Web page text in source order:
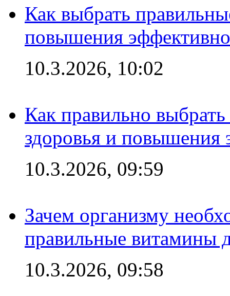
Как выбрать
повышения
10.3.2026, 10:02
Как правильно
здоровья и повышения
10.3.2026, 09:59
Зачем организму
правильные витамины
10.3.2026, 09:58